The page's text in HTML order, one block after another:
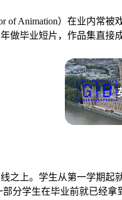
of Animation）在业内常
做毕业短片，作品集直接
🇬🇧
之上。学生从第一学期起
学生在毕业前就已经拿